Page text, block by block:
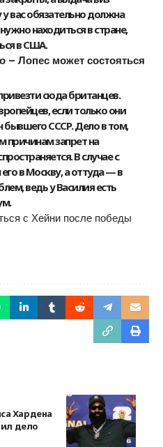
вас обязательно должна
находиться в стране,
в США.
– Лопес может состояться
сюда британцев.
если только они
бывшего СССР. Дело в том,
причинам запрет на
В случае с
в Москву, а оттуда — в
ведь у Василия есть
с Хейни после победы
Хардена
дело